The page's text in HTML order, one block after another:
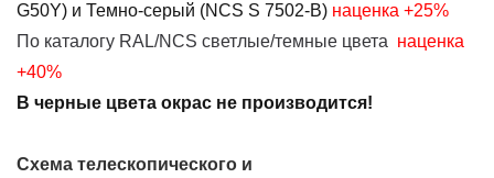
G50Y) и Темно-серый (NCS S 7502-B) наценка +25%
По каталогу RAL/NCS светлые/темные цвета наценка
+40%
В черные цвета окрас не производится!
Схема телескопического и